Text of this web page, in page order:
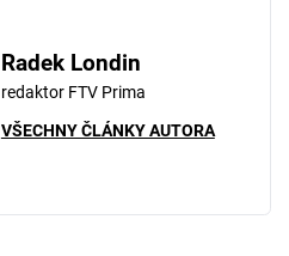
Radek Londin
redaktor FTV Prima
VŠECHNY ČLÁNKY AUTORA